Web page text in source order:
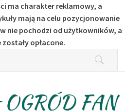
ma charakter reklamowy, a
mają na celu pozycjonowanie
nie pochodzi od użytkowników, a
opłacone.
Fan